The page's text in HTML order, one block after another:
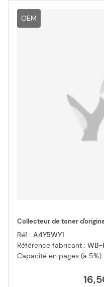
OEM
Collecteur de toner
Réf : A4Y5WY1
Référence fabricant : WB-
Capacité en pages (à 5%) :